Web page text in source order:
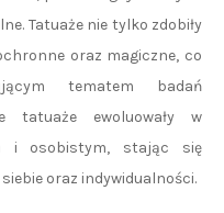
Tatuaże nie tylko zdobiły
oraz magiczne, co
tematem badań
tatuaże ewoluowały w
i osobistym, stając się
oraz indywidualności.